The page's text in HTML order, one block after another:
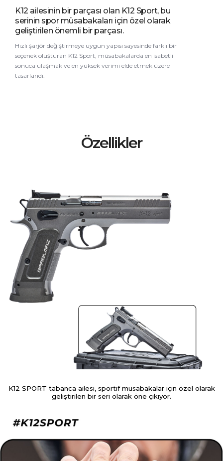
K12 ailesinin bir parçası olan K12 Sport, bu
serinin spor müsabakaları için özel olarak
geliştirilen önemli bir parçası.
Hızlı şarjör değiştirmeye uygun yapısı sayesinde farklı bir
seçenek oluşturan K12 Sport, müsabakalarda en isabetli
sonuca ulaşmak ve en yüksek verimi elde etmek üzere
tasarlandı.
Özellikler
K12 SPORT tabanca ailesi, sportif müsabakalar için özel olarak
geliştirilen bir seri olarak öne çıkıyor.